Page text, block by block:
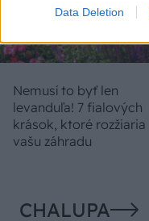
Data Deletion
Nemusí to byť len
levanduľa! 7 fialových
krások, ktoré rozžiaria
vašu záhradu
CHALUPA